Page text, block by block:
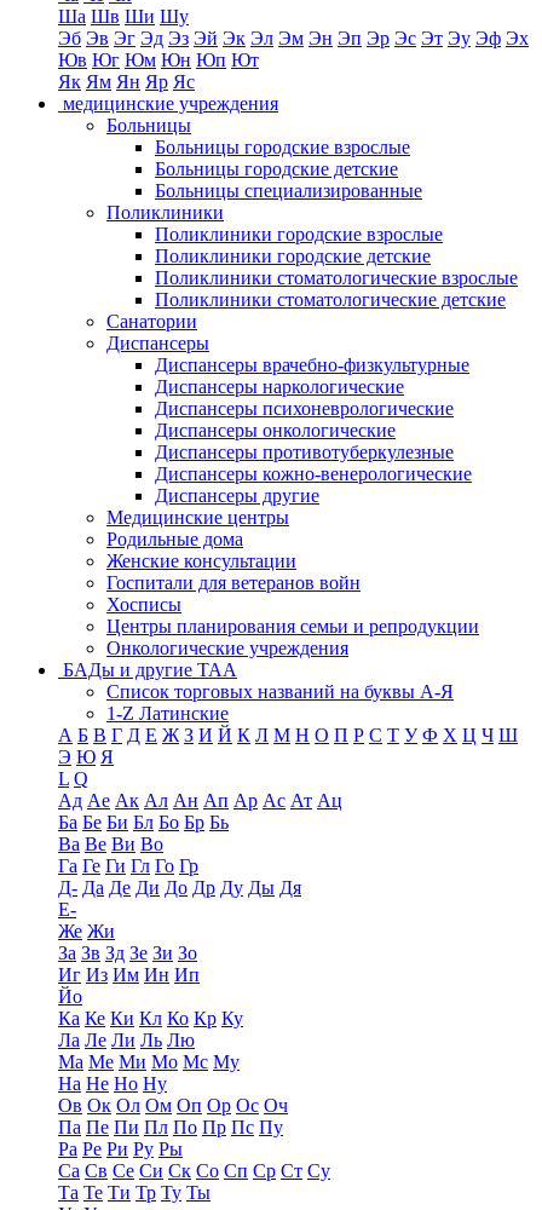
Ша Шв Ши Шу
Эб Эв Эг Эд Эз Эй Эк Эл Эм Эн Эп Эр Эс Эт Эу Эф Эх
Юв Юг Юм Юн Юп Ют
Як Ям Ян Яр Яс
медицинские учреждения
Больницы
Больницы городские взрослые
Больницы городские детские
Больницы специализированные
Поликлиники
Поликлиники городские взрослые
Поликлиники городские детские
Поликлиники стоматологические взрослые
Поликлиники стоматологические детские
Санатории
Диспансеры
Диспансеры врачебно-физкультурные
Диспансеры наркологические
Диспансеры психоневрологические
Диспансеры онкологические
Диспансеры противотуберкулезные
Диспансеры кожно-венерологические
Диспансеры другие
Медицинские центры
Родильные дома
Женские консультации
Госпитали для ветеранов войн
Хосписы
Центры планирования семьи и репродукции
Онкологические учреждения
БАДы и другие ТАА
Список торговых названий на буквы А-Я
1-Z Латинские
А Б В Г Д Е Ж З И Й К Л М Н О П Р С Т У Ф Х Ц Ч Ш
Э Ю Я
L Q
Ад Ае Ак Ал Ан Ап Ар Ас Ат Ац
Ба Бе Би Бл Бо Бр Бь
Ва Ве Ви Во
Га Ге Ги Гл Го Гр
Д- Да Де Ди До Др Ду Ды Дя
Е-
Же Жи
За Зв Зд Зе Зи Зо
Иг Из Им Ин Ип
Йо
Ка Ке Ки Кл Ко Кр Ку
Ла Ле Ли Ль Лю
Ма Ме Ми Мо Мс Му
На Не Но Ну
Ов Ок Ол Ом Оп Ор Ос Оч
Па Пе Пи Пл По Пр Пс Пу
Ра Ре Ри Ру Ры
Са Св Се Си Ск Со Сп Ср Ст Су
Та Те Ти Тр Ту Ты